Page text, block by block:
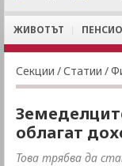
ЖИВОТЪТ
Секции /Статии /
облагат
Това трябва да